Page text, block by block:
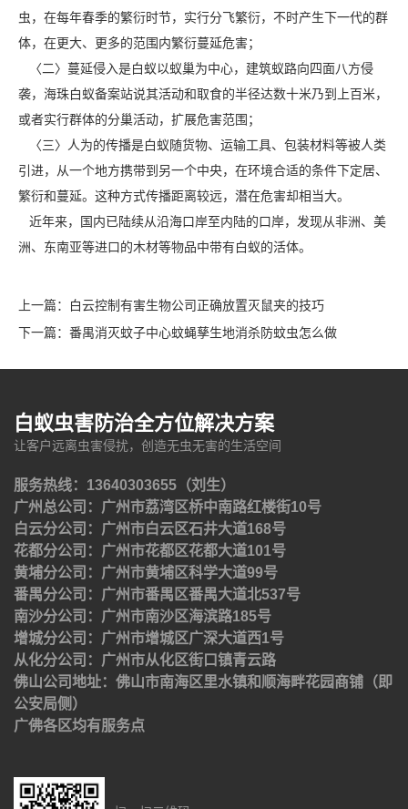
虫，在每年春季的繁衍时节，实行分飞繁衍，不时产生下一代的群
体，在更大、更多的范围内繁衍蔓延危害；
〈二〉蔓延侵入是白蚁以蚁巢为中心，建筑蚁路向四面八方侵
袭，海珠白蚁备案站说其活动和取食的半径达数十米乃到上百米，
或者实行群体的分巢活动，扩展危害范围；
〈三〉人为的传播是白蚁随货物、运输工具、包装材料等被人类
引进，从一个地方携带到另一个中央，在环境合适的条件下定居、
繁衍和蔓延。这种方式传播距离较远， 潜在危害却相当大。
近年来，国内已陆续从沿海口岸至内陆的口岸，发现从非洲、美
洲、东南亚等进口的木材等物品中带有白蚁的活体。
上一篇：
白云控制有害生物公司正确放置灭鼠夹的技巧
下一篇： 番禺消灭蚊子中心蚊蝇孳生地消杀防蚊虫怎么做
白蚁虫害防治全方位解决方案
让客户远离虫害侵扰，创造无虫无害的生活空间
服务热线：13640303655（刘生）
广州总公司：广州市荔湾区桥中南路红楼街10号
白云分公司：广州市白云区石井大道168号
花都分公司：广州市花都区花都大道101号
黄埔分公司：广州市黄埔区科学大道99号
番禺分公司：广州市番禺区番禺大道北537号
南沙分公司：广州市南沙区海滨路185号
增城分公司：广州市增城区广深大道西1号
从化分公司：广州市从化区街口镇青云路
佛山公司地址：佛山市南海区里水镇和顺海畔花园商铺（即
公安局侧）
广佛各区均有服务点